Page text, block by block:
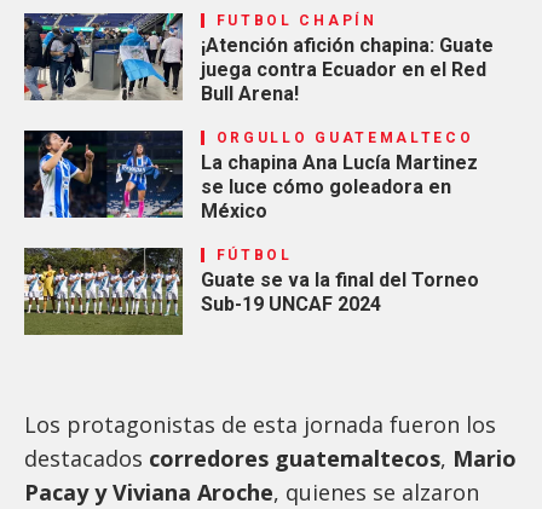
FUTBOL CHAPÍN
¡Atención afición chapina: Guate
juega contra Ecuador en el Red
Bull Arena!
ORGULLO GUATEMALTECO
La chapina Ana Lucía Martinez
se luce cómo goleadora en
México
FÚTBOL
Guate se va la final del Torneo
Sub-19 UNCAF 2024
Los protagonistas de esta jornada fueron los
destacados corredores guatemaltecos, Mario
Pacay y Viviana Aroche, quienes se alzaron